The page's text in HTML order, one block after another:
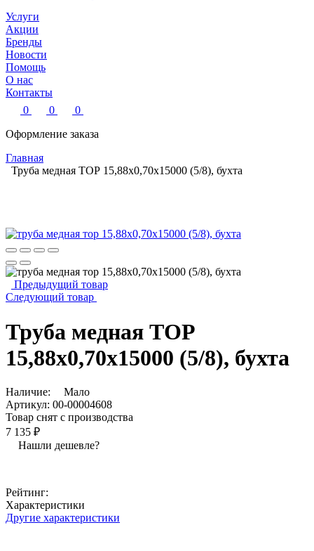
Услуги
Акции
Бренды
Новости
Помощь
О нас
Контакты
0
0
0
Оформление заказа
Главная
Труба медная ТОР 15,88х0,70х15000 (5/8), бухта
Предыдущий товар
Следующий товар
Труба медная ТОР
15,88х0,70х15000 (5/8), бухта
Наличие:
Мало
Артикул: 00-00004608
Товар снят с производства
7 135 ₽
Нашли дешевле?
Рейтинг:
Характеристики
Другие характеристики